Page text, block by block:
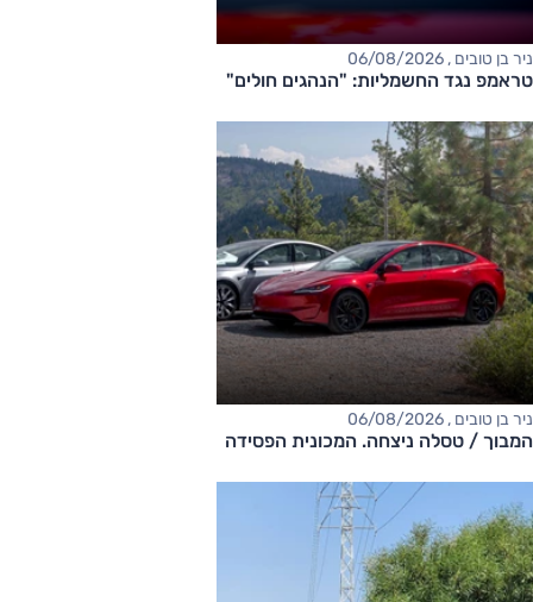
ניר בן טובים , 06/08/2026
טראמפ נגד החשמליות: "הנהגים חולים"
ניר בן טובים , 06/08/2026
המבוך / טסלה ניצחה. המכונית הפסידה